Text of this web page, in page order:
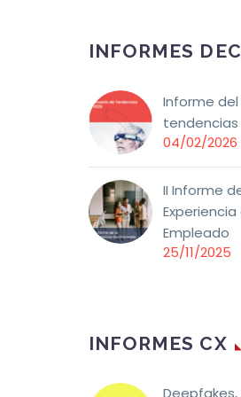
INFORMES DEC
Informe
tendencias
04/02/2026
II Informe
Experiencia
Empleado
25/11/2025
INFORMES CX
Deepfakes,